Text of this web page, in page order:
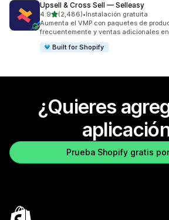
Upsell & Cross Sell — Selleasy
4.9de 5 estrellas
(2,486)
2486 reseñas en total
•Instalación gratuita
Aumenta el VMP con paquetes de
frecuentemente y ventas adicionales
Built for Shopify
¿Quieres
Prueba Shopify gratis